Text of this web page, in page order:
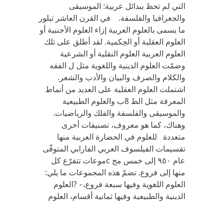
‬التي‏ ‬لم تحظ ببدائل عربية‏: ‬الموسيقى
والجغرافيا والفلسفة‏. ‬ في‏ ‬القرن العاشر تبلور
ما‏ ‬يسمى بالعلوم العربية إزاء العلوم الأجنبية أو
العلوم العقلية أو الحِكمية‏. ‬لقد أطلق على تلك
العلوم العربية العلوم النقلية أو الشرعية
وضمّت العلوم الدينية واللغوية مثل ل الفقه
والكلام والصرف والبيان والأدب والشعر‏.
‬اشتملت العلوم العقلية على العديد من أنماط
المعرفة مثل الط 8ب والعلوم الطبيعية
والموسيقى والفلسفة والفلك والرياضيات‏.
‬وهناك،‏ ‬كما هو معروف،‏ ‬تصنيفات أخرى
متعددة للعلوم في‏ ‬الحضارة العربية منها
تقسيمات الفيلسوف العربي‏ ‬الفارابي‏ ‬المتوفّى
عام ٩٥٠ ‬إلى خمس مج cموعات تتفرّع كل
منها إلى فروع‏. ‬تضمّ‏ ‬هذه المجموعات ما‏ ‬يلي‏:
‬العلوم اللغوية وفيها سبعة فروع،‏ ̷ ?العلوم
الدينية والطبيعية وفيها ثمانية أقسام،‏ ‬العلوم